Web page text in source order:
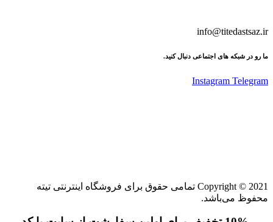
info@titedastsaz.ir
ما رو در شبکه های اجتماعی دنبال کنید.
Instagram Telegram
Copyright © 2021 تمامی حقوق برای فروشگاه اینترنتی تیته
محفوظ می‌باشد.